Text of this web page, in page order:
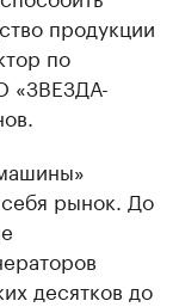
продукции
по
«ЗВЕЗДА-
рынок. До
десятков до